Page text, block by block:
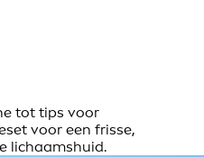
tot tips voor
voor een frisse,
lichaamshuid.